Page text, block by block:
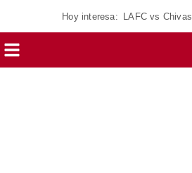
Hoy interesa: LAFC vs Chivas